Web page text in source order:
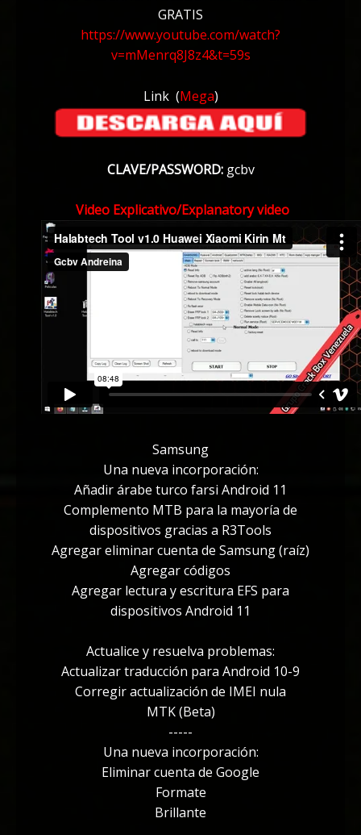
GRATIS
https://www.youtube.com/watch?
v=mMenrq8J8z4&t=59s
Link (Mega)
CLAVE/PASSWORD: gcbv
Video Explicativo/Explanatory video
Samsung
Una nueva incorporación:
Añadir árabe turco farsi Android 11
Complemento MTB para la mayoría de
dispositivos gracias a R3Tools
Agregar eliminar cuenta de Samsung (raíz)
Agregar códigos
Agregar lectura y escritura EFS para
dispositivos Android 11
Actualice y resuelva problemas:
Actualizar traducción para Android 10-9
Corregir actualización de IMEI nula
MTK (Beta)
-----
Una nueva incorporación:
Eliminar cuenta de Google
Formate
Brillante